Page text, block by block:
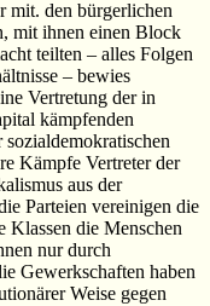
mit. den bürgerlichen
mit ihnen einen Block
teilten – alles Folgen
– bewies
Vertretung der in
kämpfenden
Kämpfe Vertreter der
aus der
Parteien vereinigen die
Klassen die Menschen
nur durch
Gewerkschaften haben
Weise gegen